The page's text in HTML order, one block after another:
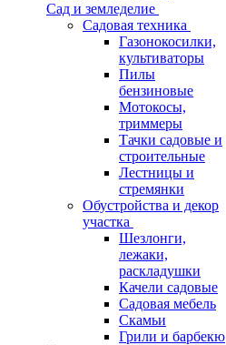
Сад и земледелие
Садовая техника
Газонокосилки,
культиваторы
Пилы
бензиновые
Мотокосы,
триммеры
Тачки садовые и
строительные
Лестницы и
стремянки
Обустройства и декор
участка
Шезлонги,
лежаки,
раскладушки
Качели садовые
Садовая мебель
Скамьи
Грили и барбекю